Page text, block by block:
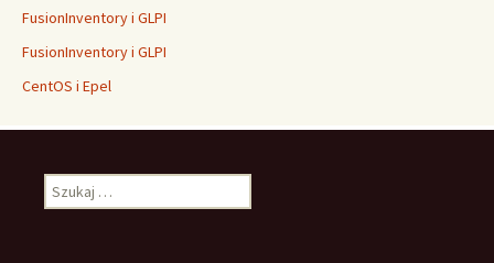
FusionInventory i GLPI
FusionInventory i GLPI
CentOS i Epel
Szukaj: